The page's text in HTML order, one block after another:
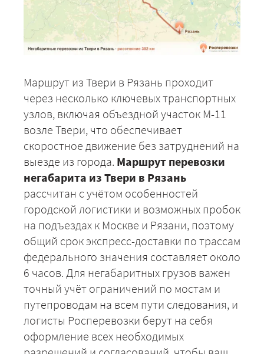
Маршрут из Твери в Рязань проходит
через несколько ключевых транспортных
узлов, включая объездной участок М-11
возле Твери, что обеспечивает
скоростное движение без затруднений на
выезде из города. Маршрут перевозки
негабарита из Твери в Рязань
рассчитан с учётом особенностей
городской логистики и возможных пробок
на подъездах к Москве и Рязани, поэтому
общий срок экспресс-доставки по трассам
федерального значения составляет около
6 часов. Для негабаритных грузов важен
точный учёт ограничений по мостам и
путепроводам на всем пути следования, и
логисты Росперевозки берут на себя
оформление всех необходимых